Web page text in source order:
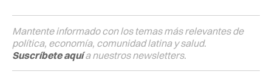
Mantente informado con los temas más relevantes de
política, economía, comunidad latina y salud.
Suscríbete aquía nuestros newsletters.